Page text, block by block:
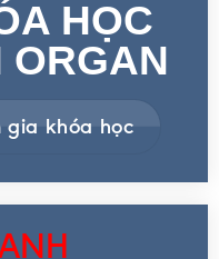
HỌC
gia khóa học